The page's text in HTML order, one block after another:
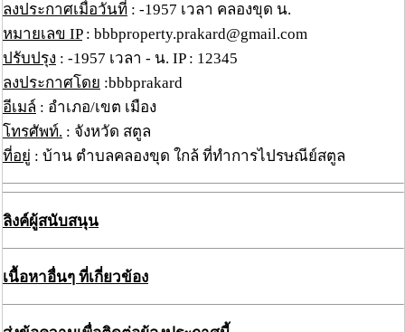
ลงประกาศเมื่อวันที่ : -1957 เวลา คลองขุด น.
หมายเลข IP: bbbproperty.prakard@gmail.com
ปรับปรุง : -1957 เวลา - น. IP : 12345
ลงประกาศโดย :bbbprakard
อีเมล์ : อำเภอ/เขต เมือง
โทรศัพท์. : จังหวัด สตูล
ที่อยู่ : บ้าน ตำบลคลองขุด ใกล้ ที่ทำการไปรษณีย์สตูล
ลิงค์ผู้สนับสนุน
เนื้อหาอื่นๆ ที่เกี่ยวข้อง